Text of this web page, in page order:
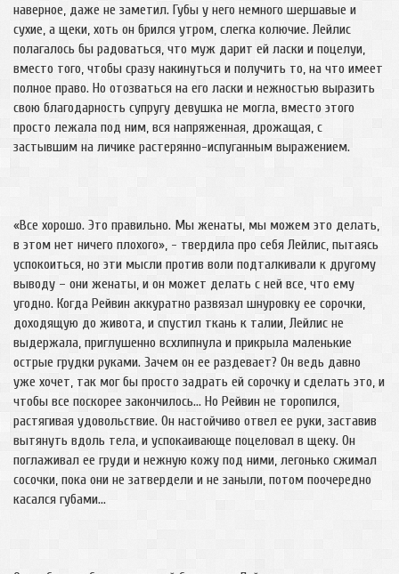
наверное, даже не заметил. Губы у него немного шершавые и
сухие, а щеки, хоть он брился утром, слегка колючие. Лейлис
полагалось бы радоваться, что муж дарит ей ласки и поцелуи,
вместо того, чтобы сразу накинуться и получить то, на что имеет
полное право. Но отозваться на его ласки и нежностью выразить
свою благодарность супругу девушка не могла, вместо этого
просто лежала под ним, вся напряженная, дрожащая, с
застывшим на личике растерянно-испуганным выражением.
«Все хорошо. Это правильно. Мы женаты, мы можем это делать,
в этом нет ничего плохого», - твердила про себя Лейлис, пытаясь
успокоиться, но эти мысли против воли подталкивали к другому
выводу – они женаты, и он может делать с ней все, что ему
угодно. Когда Рейвин аккуратно развязал шнуровку ее сорочки,
доходящую до живота, и спустил ткань к талии, Лейлис не
выдержала, приглушенно всхлипнула и прикрыла маленькие
острые грудки руками. Зачем он ее раздевает? Он ведь давно
уже хочет, так мог бы просто задрать ей сорочку и сделать это, и
чтобы все поскорее закончилось… Но Рейвин не торопился,
растягивая удовольствие. Он настойчиво отвел ее руки, заставив
вытянуть вдоль тела, и успокаивающе поцеловал в щеку. Он
поглаживал ее груди и нежную кожу под ними, легонько сжимал
сосочки, пока они не затвердели и не заныли, потом поочередно
касался губами…